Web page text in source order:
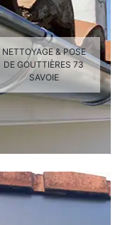
NETTOYAGE & POSE
DE GOUTTIÈRES 73
SAVOIE